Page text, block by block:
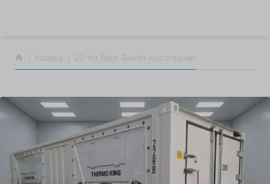
Tillbaka
Katalog 20 fot Blast Reefer kylcontainer